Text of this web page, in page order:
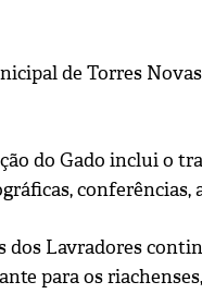
de Torres
do Gado inclui o
dos Lavradores
para os